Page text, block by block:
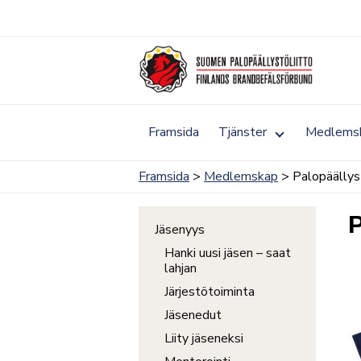
Framsida Tjänster Toggle
submenu
Tjänster
Framsida > Medlemskap >
Jäsenyys
Hanki uusi jäsen – saat
lahjan
Järjestötoiminta
Jäsenedut
Liity jäseneksi